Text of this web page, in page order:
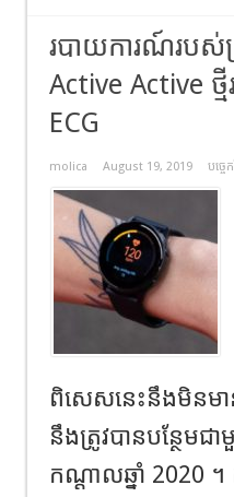
របាយការណ៍របស់
Active Active ថ្
ECG
molica August 19, 2019 បច្ចេ
ពិសេសនេះនឹងមិនម
នឹងត្រូវបានបន្ថែម
កណ្តាលឆ្នាំ 2020